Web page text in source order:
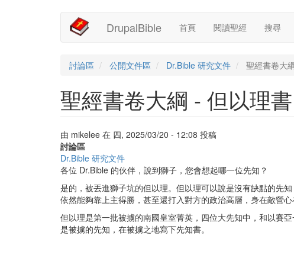
DrupalBible
Main
navigation
首頁 閱讀聖經 搜尋
User
account
menu
討論區 公開文件區 Dr.Bible 研究文件 聖經書卷大
聖經書卷大綱 - 但以理書
由 mikelee 在 四, 2025/03/20 - 12:08 投稿
討論區
Dr.Bible 研究文件
各位 Dr.Bible 的伙伴，說到獅子，您會想起哪一位先知？
是的，被丟進獅子坑的但以理。但以理可以說是沒有缺點的先
依然能夠靠上主得勝，甚至還打入對方的政治高層，身在敵營
但以理是第一批被擄的南國皇室菁英，四位大先知中，和以賽
是被擄的先知，在被擄之地寫下先知書。